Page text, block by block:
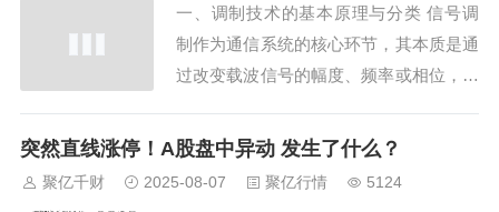
一、调制技术的基本原理与分类 信号调
制作为通信系统的核心环节，其本质是通
过改变载波信号的幅度、频率或相位，将
据基带信号的性质，调制技术可分为模拟
突然直线涨停！A股盘中异动 发生了什么？
聚亿千财 2025-08-07 聚亿行情 5124